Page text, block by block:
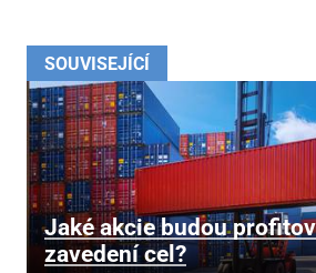
SOUVISEJÍCÍ
Jaké akcie budou
zavedení cel?